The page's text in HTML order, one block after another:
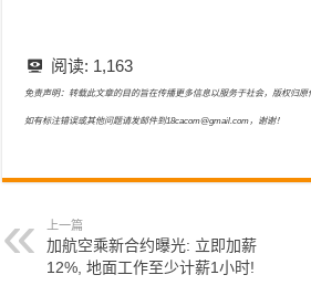
阅读: 1,163
免责声明：转载此文章的目的旨在传播更多信息以服务于社会，版权归原
如有标注错误或其他问题请发邮件到18cacom@gmail.com，谢谢！
上一篇
加航空乘新合约曝光: 立即加薪
12%, 地面工作至少计薪1小时!